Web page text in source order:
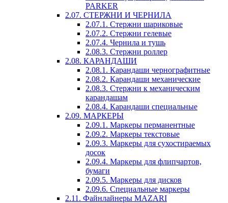
PARKER
2.07. СТЕРЖНИ И ЧЕРНИЛА
2.07.1. Стержни шариковые
2.07.2. Стержни гелевые
2.07.4. Чернила и тушь
2.08.3. Стержни роллер
2.08. КАРАНДАШИ
2.08.1. Карандаши чернографитные
2.08.2. Карандаши механические
2.08.3. Стержни к механическим
карандашам
2.08.4. Карандаши специальные
2.09. МАРКЕРЫ
2.09.1. Маркеры перманентные
2.09.2. Маркеры текстовые
2.09.3. Маркеры для сухостираемых
досок
2.09.4. Маркеры для флипчартов,
бумаги
2.09.5. Маркеры для дисков
2.09.6. Специальные маркеры
2.11. Файнлайнеры MAZARI